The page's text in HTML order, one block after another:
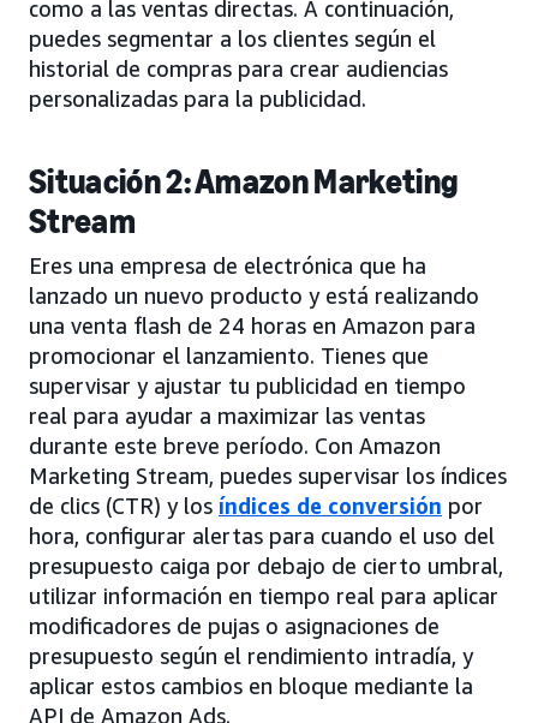
como a las ventas directas. A continuación,
puedes segmentar a los clientes según el
historial de compras para crear audiencias
personalizadas para la publicidad.
Situación 2: Amazon Marketing
Stream
Eres una empresa de electrónica que ha
lanzado un nuevo producto y está realizando
una venta flash de 24 horas en Amazon para
promocionar el lanzamiento. Tienes que
supervisar y ajustar tu publicidad en tiempo
real para ayudar a maximizar las ventas
durante este breve período. Con Amazon
Marketing Stream, puedes supervisar los índices
de clics (CTR) y los índices de conversión por
hora, configurar alertas para cuando el uso del
presupuesto caiga por debajo de cierto umbral,
utilizar información en tiempo real para aplicar
modificadores de pujas o asignaciones de
presupuesto según el rendimiento intradía, y
aplicar estos cambios en bloque mediante la
API de Amazon Ads.